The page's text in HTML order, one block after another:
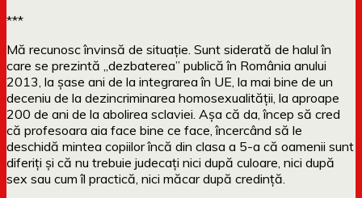
***
Mă recunosc învinsă de situație. Sunt siderată de halul în
care se prezintă „dezbaterea” publică în România anului
2013, la șase ani de la integrarea în UE, la mai bine de un
deceniu de la dezincriminarea homosexualității, la aproape
200 de ani de la abolirea sclaviei. Așa că da, încep să cred
că profesoara aia face bine ce face, încercând să le
deschidă mintea copiilor încă din clasa a 5-a că oamenii sunt
diferiți și că nu trebuie judecați nici după culoare, nici după
sex sau cum îl practică, nici măcar după credință.